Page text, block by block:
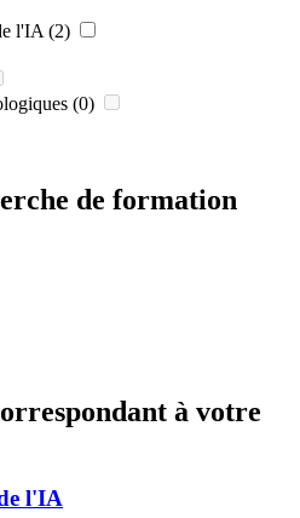
l'IA (2)
(0)
de formation
à votre
l'IA